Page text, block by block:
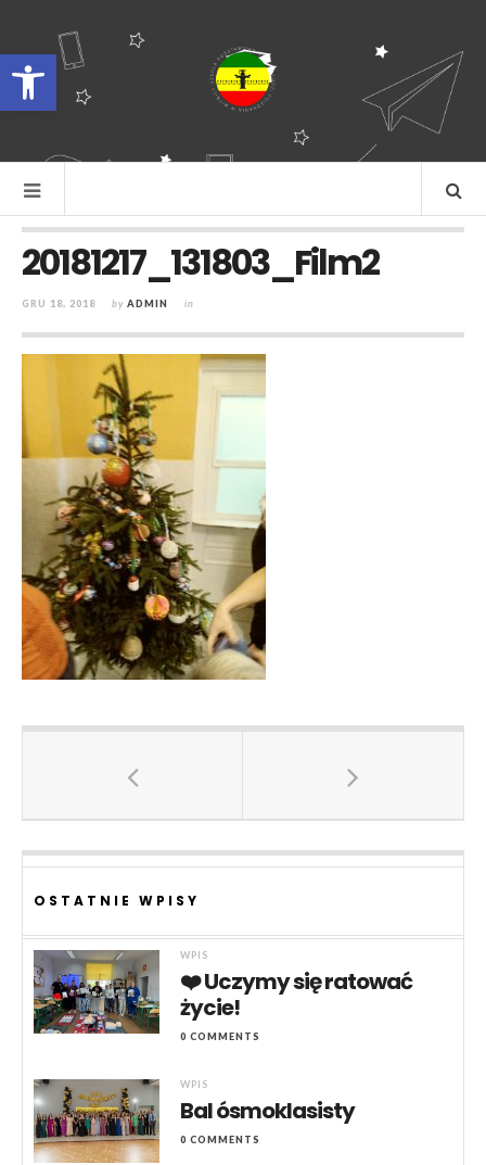
Otwórz pasek narzędzi
20181217_131803_Film2
GRU 18, 2018 by ADMIN in
OSTATNIE WPISY
WPIS
❤️ Uczymy się ratować
życie!
0 COMMENTS
WPIS
Bal ósmoklasisty
0 COMMENTS